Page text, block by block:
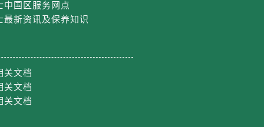
中国区服务网点
最新资讯及保养知识
关文档
关文档
关文档